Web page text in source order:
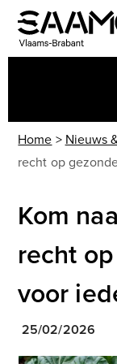
Skip
content
Open
mobile
Close
mobile
Home > Nieuws
recht op
Kom
recht
voor
25/02/2026